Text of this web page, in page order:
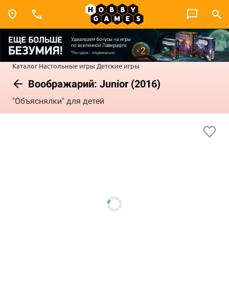
Каталог Настольные игры Детские игры
Воображарий: Junior (2016)
"Объяснялки" для детей